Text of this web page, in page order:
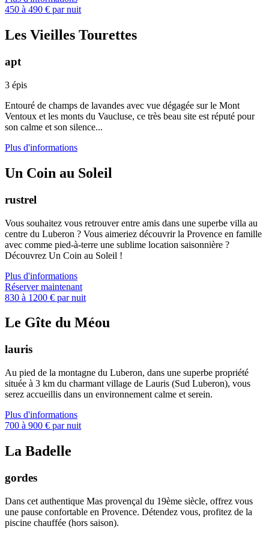
450 à 490 € par nuit
Les Vieilles Tourettes
apt
3 épis
Entouré de champs de lavandes avec vue dégagée sur le Mont
Ventoux et les monts du Vaucluse, ce très beau site est réputé pour
son calme et son silence...
Plus d'informations
Un Coin au Soleil
rustrel
Vous souhaitez vous retrouver entre amis dans une superbe villa au
centre du Luberon ? Vous aimeriez découvrir la Provence en famille
avec comme pied-à-terre une sublime location saisonnière ?
Découvrez Un Coin au Soleil !
Plus d'informations
Réserver maintenant
830 à 1200 € par nuit
Le Gîte du Méou
lauris
Au pied de la montagne du Luberon, dans une superbe propriété
située à 3 km du charmant village de Lauris (Sud Luberon), vous
serez accueillis dans un environnement calme et serein.
Plus d'informations
700 à 900 € par nuit
La Badelle
gordes
Dans cet authentique Mas provençal du 19ème siècle, offrez vous
une pause confortable en Provence. Détendez vous, profitez de la
piscine chauffée (hors saison).